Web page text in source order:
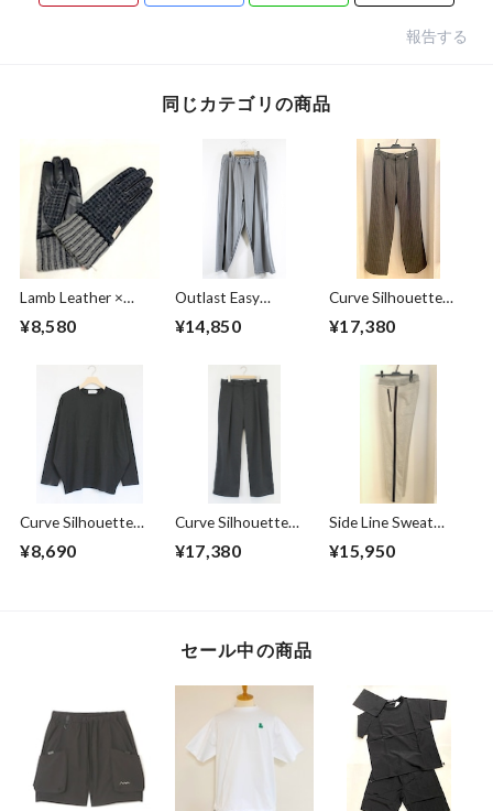
報告する
同じカテゴリの商品
Lamb Leather ×
Harris Tweed
Combination
¥8,580
Outlast Easy
Pants Gray
¥14,850
Curve Silhouette
Slacks Pants Black
Stripe
¥17,380
Curve Silhouette
Cut & Sewn Black
¥8,690
Curve Silhouette
Slacks Pants
Charcoal
¥17,380
Side Line Sweat
Tapered Pants
Gray
¥15,950
セール中の商品